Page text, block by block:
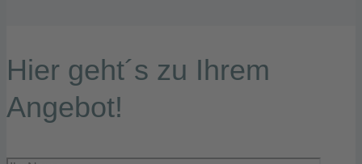
Hier geht´s zu Ihrem
Angebot!